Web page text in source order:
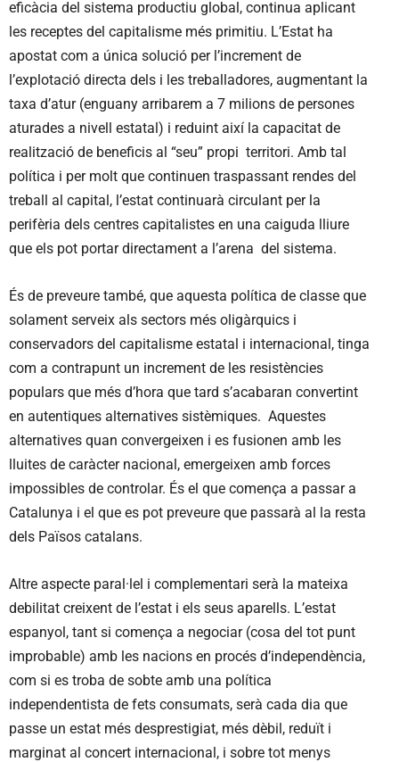
eficàcia del sistema productiu global, continua aplicant
les receptes del capitalisme més primitiu. L’Estat ha
apostat com a única solució per l’increment de
l’explotació directa dels i les treballadores, augmentant la
taxa d’atur (enguany arribarem a 7 milions de persones
aturades a nivell estatal) i reduint així la capacitat de
realització de beneficis al “seu” propi territori. Amb tal
política i per molt que continuen traspassant rendes del
treball al capital, l’estat continuarà circulant per la
perifèria dels centres capitalistes en una caiguda lliure
que els pot portar directament a l’arena del sistema.
És de preveure també, que aquesta política de classe que
solament serveix als sectors més oligàrquics i
conservadors del capitalisme estatal i internacional, tinga
com a contrapunt un increment de les resistències
populars que més d’hora que tard s’acabaran convertint
en autentiques alternatives sistèmiques. Aquestes
alternatives quan convergeixen i es fusionen amb les
lluites de caràcter nacional, emergeixen amb forces
impossibles de controlar. És el que comença a passar a
Catalunya i el que es pot preveure que passarà al la resta
dels Països catalans.
Altre aspecte paral·lel i complementari serà la mateixa
debilitat creixent de l’estat i els seus aparells. L’estat
espanyol, tant si comença a negociar (cosa del tot punt
improbable) amb les nacions en procés d’independència,
com si es troba de sobte amb una política
independentista de fets consumats, serà cada dia que
passe un estat més desprestigiat, més dèbil, reduït i
marginat al concert internacional, i sobre tot menys